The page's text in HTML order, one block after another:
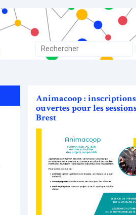
Animacoop : inscriptions
ouvertes pour les
Brest